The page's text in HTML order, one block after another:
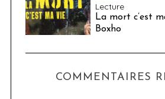
Lecture
La mort c’est
Boxho
COMMENTAIRES